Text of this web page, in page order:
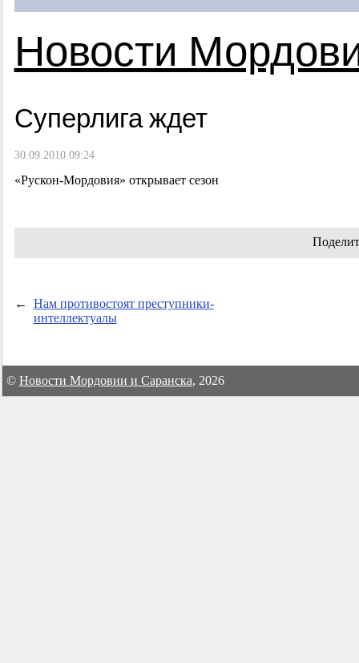
Новости
Суперлига ждет
30.09.2010 09:24
«Рускон-Мордовия» открывает сезон
←
Нам противостоят преступники-
интеллектуалы
© Новости Мордовии и Саранска, 2026